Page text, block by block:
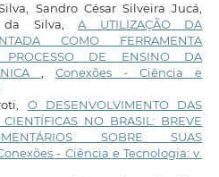
Sandro César Silveira Jucá,
da Silva,A UTILIZAÇÃO DA
COMO FERRAMENTA
PROCESSO DE ENSINO DA
,Conexões - Ciência e
O DESENVOLVIMENTO DAS
NO BRASIL: BREVE
SOBRE SUAS
- Ciência e Tecnologia: v.